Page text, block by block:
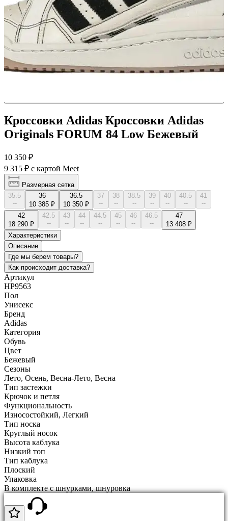
Кроссовки Adidas Кроссовки Adidas
Originals FORUM 84 Low Бежевый
10 350 ₽
9 315 ₽ с картой Meet
Размерная сетка
35.5
--
36
10 385 ₽
36.5
10 350 ₽
37
--
38
--
38.5
--
39
--
40
--
40.5
--
41
--
42
18 290 ₽
42.5
--
43
--
44
--
44.5
--
45
--
46
--
46.5
--
47
13 408 ₽
Характеристики
Описание
Где мы берем товары?
Как происходит доставка?
Артикул
HP9563
Пол
Унисекс
Бренд
Adidas
Категория
Обувь
Цвет
Бежевый
Сезоны
Лето, Осень, Весна-Лето, Весна
Тип застежки
Крючок и петля
Функциональность
Износостойкий, Легкий
Тип носка
Круглый носок
Высота каблука
Низкий топ
Тип каблука
Плоский
Упаковка
В комплекте с шнурками, шнуровка